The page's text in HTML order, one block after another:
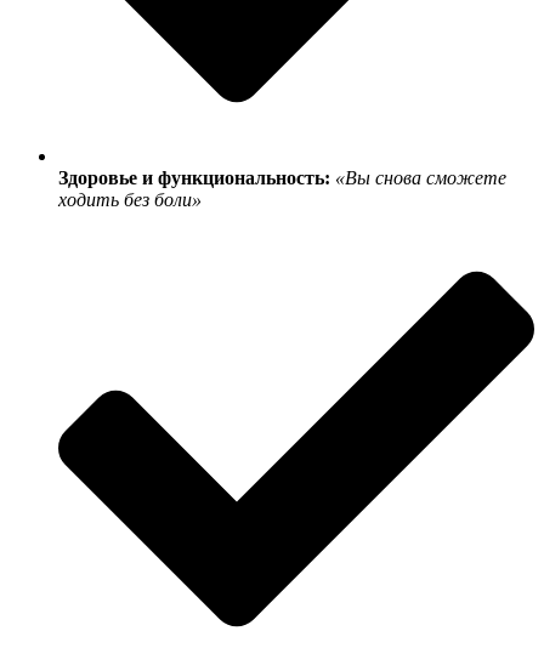
Здоровье и функциональность: «Вы снова сможете
ходить без боли»